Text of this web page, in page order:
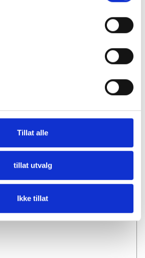
Tillat alle
tillat utvalg
Ikke tillat